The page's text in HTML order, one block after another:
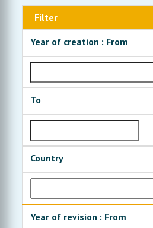
Filter
Year of creation : From
To
Country
Year of revision : From